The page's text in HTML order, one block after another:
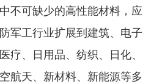
不可缺少的高性能材料，应
军工行业扩展到建筑、电子
疗、日用品、纺织、日化、
航天、新材料、新能源等多